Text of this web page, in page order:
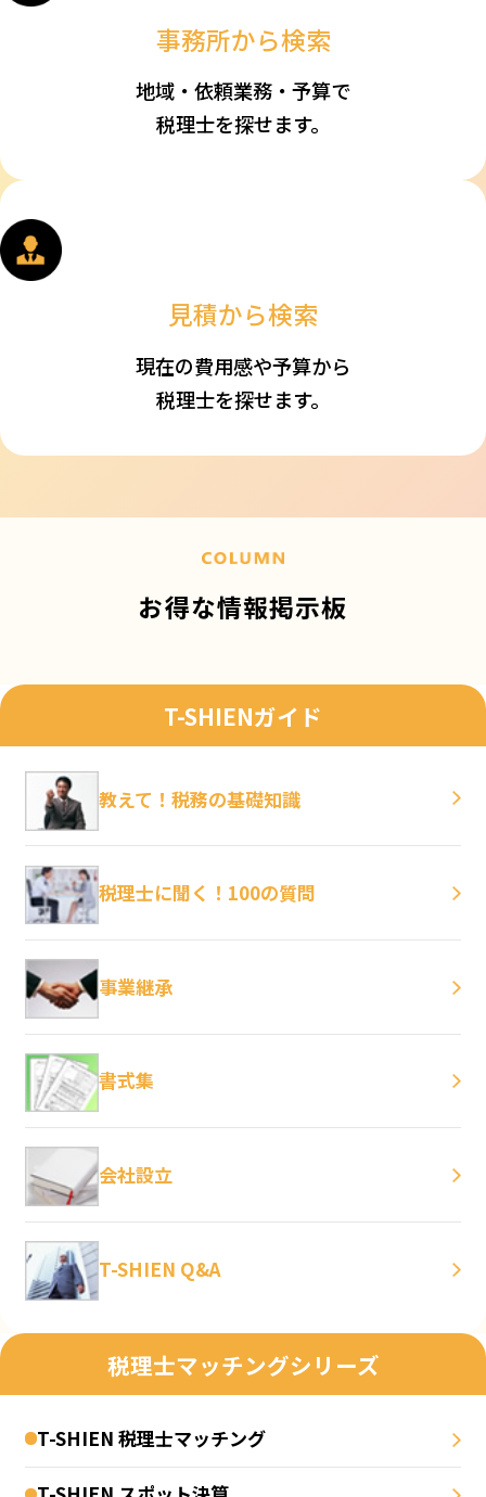
事務所から検索
地域・依頼業務・予算で
税理士を探せます。
見積から検索
現在の費用感や予算から
税理士を探せます。
お得な情報掲示板
T-SHIENガイド
教えて！税務の基礎知識
税理士に聞く！100の質問
事業継承
書式集
会社設立
T-SHIEN Q&A
税理士マッチングシリーズ
T-SHIEN 税理士マッチング